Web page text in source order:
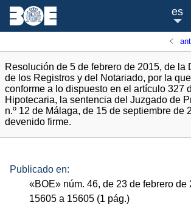
es
Resolución de 5 de febrero de 2015, de la
de los Registros y del Notariado, por la
conforme a lo dispuesto en el artículo 327
Hipotecaria, la sentencia del Juzgado de
n.º 12 de Málaga, de 15 de septiembre de
devenido firme.
Publicado en:
«BOE» núm. 46, de 23 de febrero de
15605 a 15605 (1 pág.)